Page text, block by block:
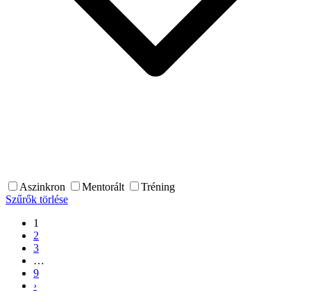
Aszinkron Mentorált
Tréning
Szűrők törlése
1
2
3
…
9
›